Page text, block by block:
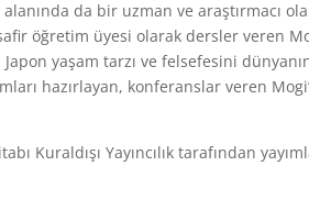
alanında da bir uzman ve araştırmacı
öğretim üyesi olarak dersler veren
yaşam tarzı ve felsefesini
hazırlayan, konferanslar veren
Kuraldışı Yayıncılık tarafından